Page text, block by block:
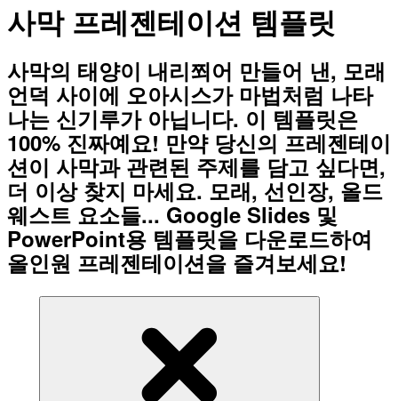
사막 프레젠테이션 템플릿
사막의 태양이 내리쬐어 만들어 낸, 모래
언덕 사이에 오아시스가 마법처럼 나타
나는 신기루가 아닙니다. 이 템플릿은
100% 진짜예요! 만약 당신의 프레젠테이
션이 사막과 관련된 주제를 담고 싶다면,
더 이상 찾지 마세요. 모래, 선인장, 올드
웨스트 요소들... Google Slides 및
PowerPoint용 템플릿을 다운로드하여
올인원 프레젠테이션을 즐겨보세요!